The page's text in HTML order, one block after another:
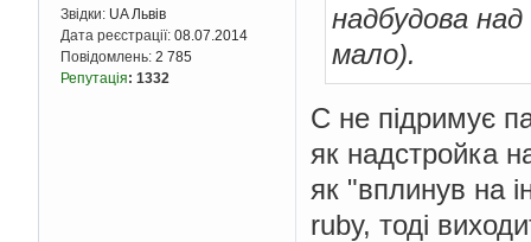
Звідки: UA Львів
Дата реєстрації: 08.07.2014
Повідомлень: 2 785
Репутація: 1332
надбудова над
мало).
С не підримує
як надстройка
як "вплинув на
rubу, тоді